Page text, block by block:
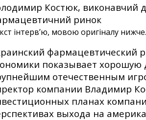
Костюк, виконавчий
ринок
інтерв’ю, мовою оригіналу нижче.
фармацевтический
показывает
отечественным
компании Владимир
планах
выхода на